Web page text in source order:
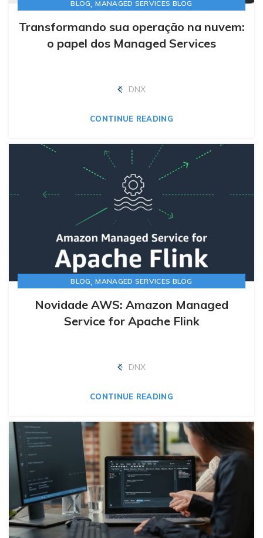
BLOG,MANAGED SERVICES BLOG
Transformando sua operação na nuvem:
o papel dos Managed Services
DNX
CONTINUE READING
BLOG,MANAGED SERVICES BLOG
Novidade AWS: Amazon Managed
Service for Apache Flink
DNX
CONTINUE READING